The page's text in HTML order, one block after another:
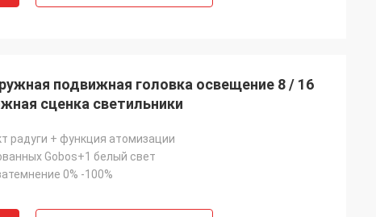
подвижная головка освещение 8 / 16
сценка светильники
радуги + функция атомизации
Gobos+1 белый свет
0% -100%